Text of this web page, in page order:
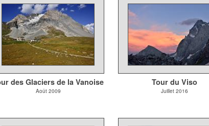
des Glaciers de la Vanoise
Août 2009
Tour du Viso
Juillet 2016